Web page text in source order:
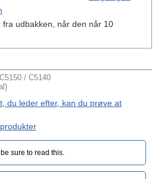
udbakken, når den når 10
/ C5140
du leder efter, kan du prøve at
sure to read this.‎